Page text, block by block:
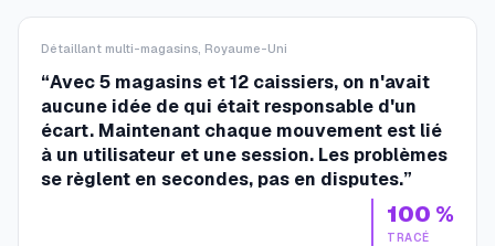
Détaillant multi-magasins, Royaume-Uni
“Avec 5 magasins et 12 caissiers, on n'avait
aucune idée de qui était responsable d'un
écart. Maintenant chaque mouvement est lié
à un utilisateur et une session. Les problèmes
se règlent en secondes, pas en disputes.”
100 %
TRACÉ